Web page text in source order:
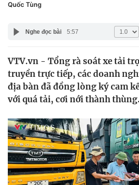
Thế giới
Tin tức
Thế giới đó đây
Câu chuyện quốc tế
Kinh tế
Tài chính
Thị trường
Góc doanh nghiệp
Dữ liệu và đời sống
Truyền hình
Đời sống
Giáo dục
Quốc Tùng
Nghe đọc bài 5:57
VTV.vn - Tổng rà soát xe tải
truyền trực tiếp, các doanh
địa bàn đã đồng lòng ký cam
với quá tải, cơi nới thành thùng.